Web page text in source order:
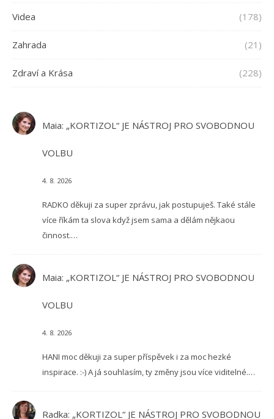
Videa (178)
Zahrada (21)
Zdraví a Krása (228)
Maia: „KORTIZOL“ JE NÁSTROJ PRO SVOBODNOU
VOLBU
4. 8. 2026
RADKO děkuji za super zprávu, jak postupuješ. Také stále
více říkám ta slova když jsem sama a dělám nějkaou
činnost.…
Maia: „KORTIZOL“ JE NÁSTROJ PRO SVOBODNOU
VOLBU
4. 8. 2026
HANI moc děkuji za super příspěvek i za moc hezké
inspirace. :-) A já souhlasím, ty změny jsou více viditelné.…
Radka: „KORTIZOL“ JE NÁSTROJ PRO SVOBODNOU